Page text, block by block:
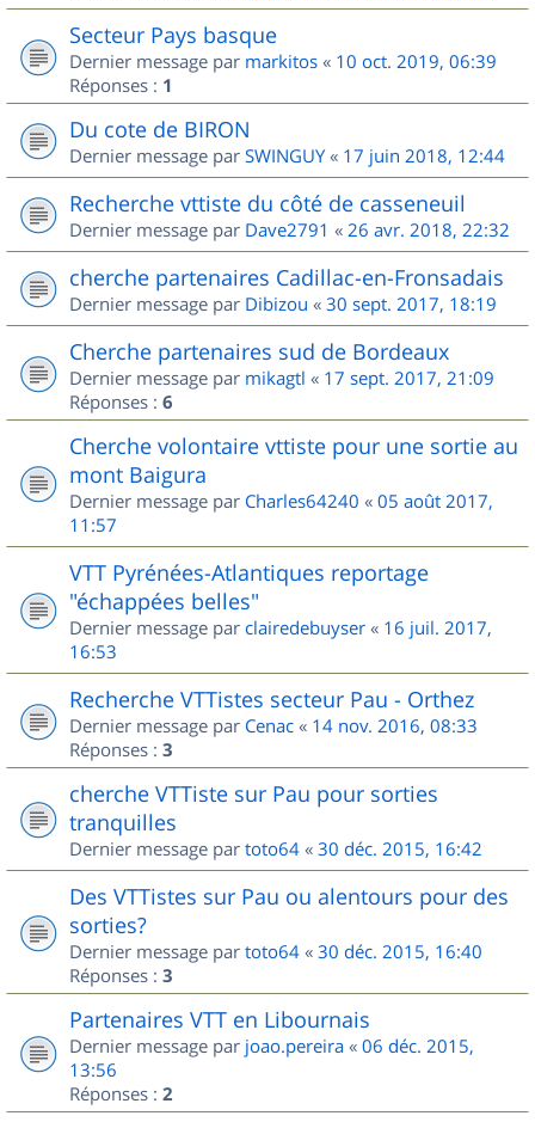
Secteur Pays basque
Dernier message par markitos « 10 oct. 2019, 06:39
Réponses : 1
Du cote de BIRON
Dernier message par SWINGUY« 17 juin 2018, 12:44
Recherche vttiste du côté de casseneuil
Dernier message par Dave2791 « 26 avr. 2018, 22:32
cherche partenaires Cadillac-en-Fronsadais
Dernier message par Dibizou « 30 sept. 2017, 18:19
Cherche partenaires sud de Bordeaux
Dernier message par mikagtl « 17 sept. 2017, 21:09
Réponses : 6
Cherche volontaire vttiste pour une sortie au
mont Baigura
Dernier message par Charles64240 « 05 août 2017,
11:57
VTT Pyrénées-Atlantiques reportage
"échappées belles"
Dernier message par clairedebuyser « 16 juil. 2017,
16:53
Recherche VTTistes secteur Pau - Orthez
Dernier message par Cenac « 14 nov. 2016, 08:33
Réponses : 3
cherche VTTiste sur Pau pour sorties
tranquilles
Dernier message par toto64 « 30 déc. 2015, 16:42
Des VTTistes sur Pau ou alentours pour des
sorties?
Dernier message par toto64 « 30 déc. 2015, 16:40
Réponses : 3
Partenaires VTT en Libournais
Dernier message par joao.pereira « 06 déc. 2015,
13:56
Réponses : 2